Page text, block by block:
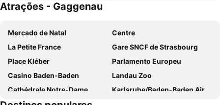
Bildungshaus St. Bernhard - Wohnen und Tagen
THE FLORIS - former Hotel am Sophienpark
Hotel Löhr
Hotel Quellenhof
Hotel Rathausglöckel
HELIOPARK Bad Hotel zum Hirsch
Steigenberger Icon Europäischer Hof Baden-Baden
Leonardo Royal Hotel Baden-Baden
Hotel Neuer Karlshof
ibis Styles Rastatt Baden-Baden
Hotel Baden-Baden
Atrações - Gaggenau
Mercado de Natal
Centre
La Petite France
Gare SNCF de Strasbourg
Place Kléber
Parlamento Europeu
Casino Baden-Baden
Landau Zoo
Cathédrale Notre-Dame
Karlsruhe/Baden-Baden Airport